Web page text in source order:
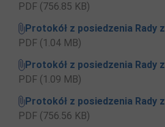
PDF (756.85 KB)
Protokół z posiedzenia Rady
PDF (1.04 MB)
Protokół z posiedzenia Rady
PDF (1.09 MB)
Protokół z posiedzenia Rady
PDF (756.56 KB)